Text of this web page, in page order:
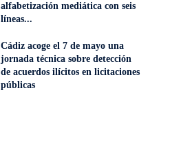
alfabetización mediática con seis
líneas...
Cádiz acoge el 7 de mayo una
jornada técnica sobre detección
de acuerdos ilícitos en licitaciones
públicas